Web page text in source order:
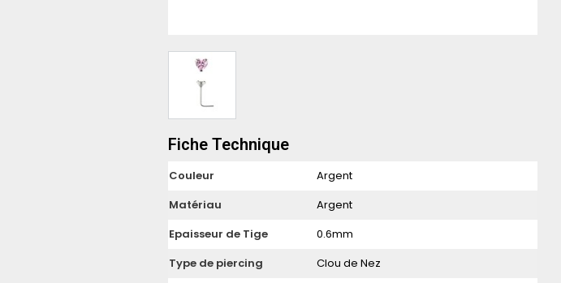
Fiche Technique
Couleur
Argent
Matériau
Argent
Epaisseur de Tige
0.6mm
Type de piercing
Clou de Nez